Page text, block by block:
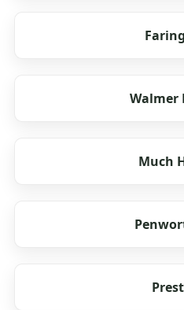
Walmer
Much